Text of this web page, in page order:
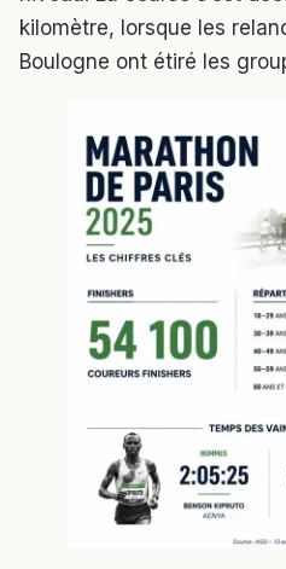
kilomètre, lorsque les
Boulogne ont étiré les